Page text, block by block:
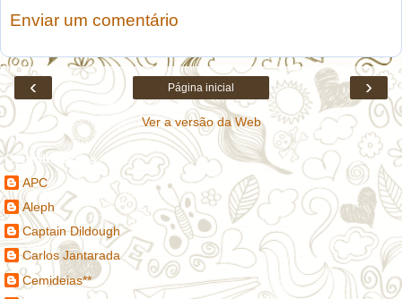
Enviar um comentário
‹ ›
Página inicial
Ver a versão da Web
Contribuidores
APC
Aleph
Captain Dildough
Carlos Jantarada
Cemideias**